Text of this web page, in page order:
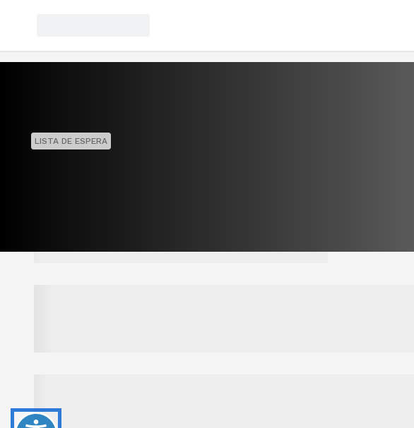
LISTA DE ESPERA